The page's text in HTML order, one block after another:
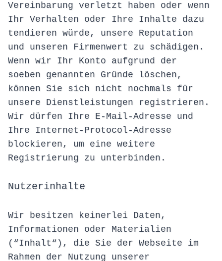
Vereinbarung verletzt haben oder wenn
Ihr Verhalten oder Ihre Inhalte dazu
tendieren würde, unsere Reputation
und unseren Firmenwert zu schädigen.
Wenn wir Ihr Konto aufgrund der
soeben genannten Gründe löschen,
können Sie sich nicht nochmals für
unsere Dienstleistungen registrieren.
Wir dürfen Ihre E-Mail-Adresse und
Ihre Internet-Protocol-Adresse
blockieren, um eine weitere
Registrierung zu unterbinden.
Nutzerinhalte
Wir besitzen keinerlei Daten,
Informationen oder Materialien
(“Inhalt“), die Sie der Webseite im
Rahmen der Nutzung unserer